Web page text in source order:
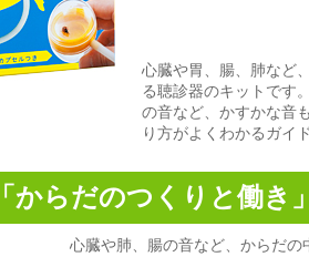
心臓や胃、腸、肺など
る聴診器のキットです
の音など、かすかな音
り方がよくわかるガイ
からだのつくりと働き
心臓や肺、腸の音など、からだの